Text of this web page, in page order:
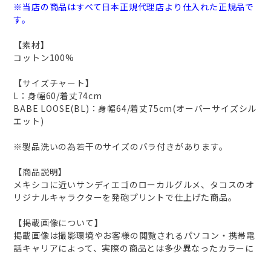
※当店の商品はすべて日本正規代理店より仕入れた正規品で
す。
【素材】
コットン100%
【サイズチャート】
L：身幅60/着丈74cm
BABE LOOSE(BL)：身幅64/着丈75cm(オーバーサイズシル
エット)
※製品洗いの為若干のサイズのバラ付きがあります。
【商品説明】
メキシコに近いサンディエゴのローカルグルメ、タコスのオ
リジナルキャラクターを発砲プリントで仕上げた商品。
【掲載画像について】
掲載画像は撮影環境やお客様の閲覧されるパソコン・携帯電
話キャリアによって、実際の商品とは多少異なったカラーに